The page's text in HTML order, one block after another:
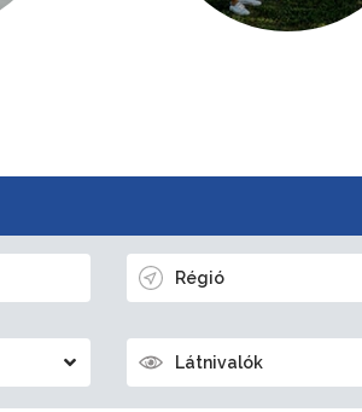
Régió
Látnivalók